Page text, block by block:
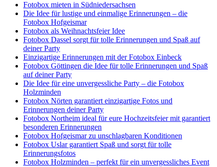
Fotobox mieten in Südniedersachsen
Die Idee für lustige und einmalige Erinnerungen – die
Fotobox Hofgeismar
Fotobox als Weihnachtsfeier Idee
Fotobox Dassel sorgt für tolle Erinnerungen und Spaß auf
deiner Party
Einzigartige Erinnerungen mit der Fotobox Einbeck
Fotobox Göttingen die Idee für tolle Erinnerungen und Spaß
auf deiner Party
Die Idee für eine unvergessliche Party – die Fotobox
Holzminden
Fotobox Nörten garantiert einzigartige Fotos und
Erinnerungen deiner Party
Fotobox Northeim ideal für eure Hochzeitsfeier mit garantiert
besonderen Erinnerungen
Fotobox Hofgeismar zu unschlagbaren Konditionen
Fotobox Uslar garantiert Spaß und sorgt für tolle
Erinnerungsfotos
Fotobox Holzminden – perfekt für ein unvergessliches Event